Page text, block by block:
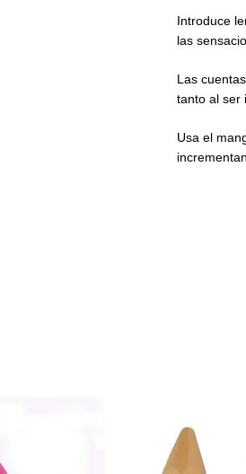
Introduce
las
Las
tanto al ser
Usa el